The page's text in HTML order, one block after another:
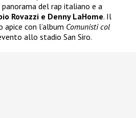
del rap italiano e a
Rovazzi e Denny LaHome. Il
con l’album Comunisti col
allo stadio San Siro.